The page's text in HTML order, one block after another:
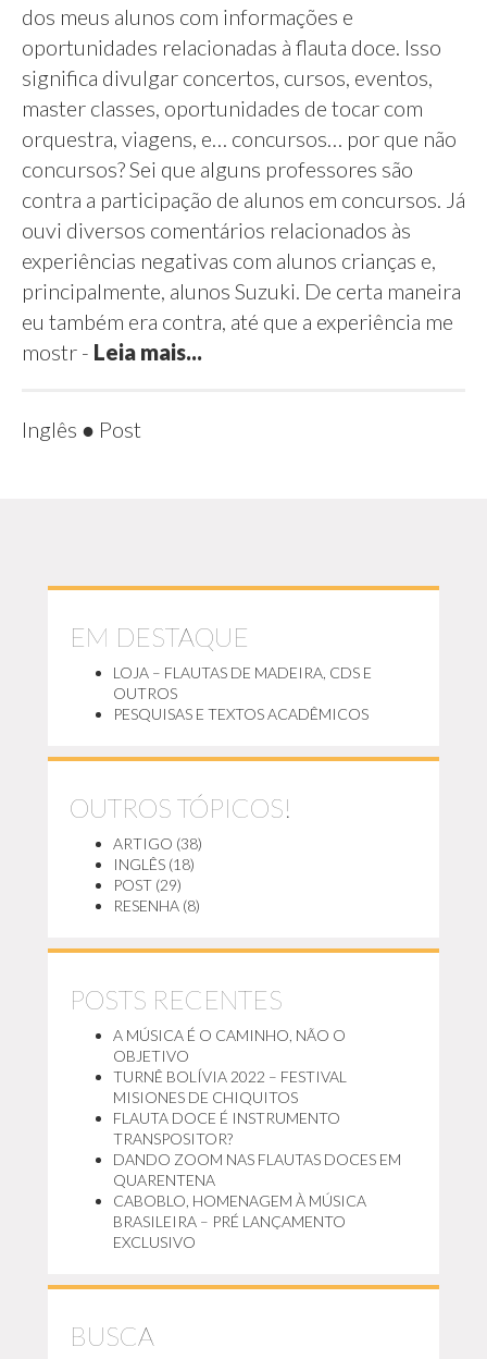
dos meus alunos com informações e
oportunidades relacionadas à flauta doce. Isso
significa divulgar concertos, cursos, eventos,
master classes, oportunidades de tocar com
orquestra, viagens, e… concursos… por que não
concursos? Sei que alguns professores são
contra a participação de alunos em concursos. Já
ouvi diversos comentários relacionados às
experiências negativas com alunos crianças e,
principalmente, alunos Suzuki. De certa maneira
eu também era contra, até que a experiência me
mostr - Leia mais...
Inglês ● Post
EM DESTAQUE
LOJA – FLAUTAS DE MADEIRA, CDS E
OUTROS
PESQUISAS E TEXTOS ACADÊMICOS
OUTROS TÓPICOS!
ARTIGO (38)
INGLÊS (18)
POST (29)
RESENHA (8)
POSTS RECENTES
A MÚSICA É O CAMINHO, NÃO O
OBJETIVO
TURNÊ BOLÍVIA 2022 – FESTIVAL
MISIONES DE CHIQUITOS
FLAUTA DOCE É INSTRUMENTO
TRANSPOSITOR?
DANDO ZOOM NAS FLAUTAS DOCES EM
QUARENTENA
CABOBLO, HOMENAGEM À MÚSICA
BRASILEIRA – PRÉ LANÇAMENTO
EXCLUSIVO
BUSCA